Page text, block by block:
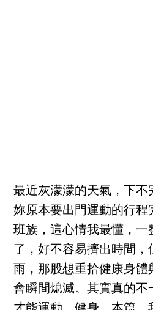
最近灰濛濛的天氣，下不
妳原本要出門運動的行程
班族，這心情我最懂，一
了，好不容易擠出時間
雨，那股想重拾健康身體
會瞬間熄滅。其實真的不